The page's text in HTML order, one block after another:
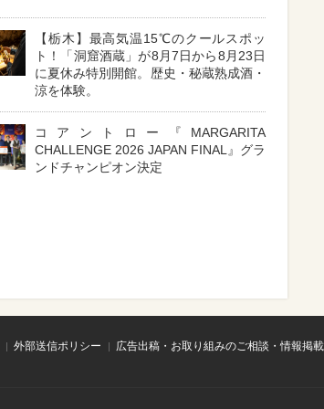
【栃木】最高気温15℃のクールスポッ
ト！「洞窟酒蔵」が8月7日から8月23日
に夏休み特別開館。歴史・秘蔵熟成酒・
涼を体験。
コアントロー『MARGARITA
CHALLENGE 2026 JAPAN FINAL』グラ
ンドチャンピオン決定
外部送信ポリシー
広告出稿・お取り組みのご相談・情報掲